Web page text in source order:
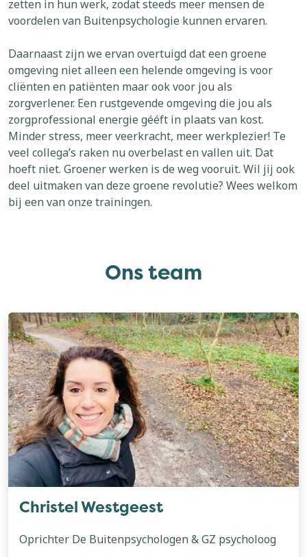
zetten in hun werk, zodat steeds meer mensen de
voordelen van Buitenpsychologie kunnen ervaren.
Daarnaast zijn we ervan overtuigd dat een groene
omgeving niet alleen een helende omgeving is voor
cliënten en patiënten maar ook voor jou als
zorgverlener. Een rustgevende omgeving die jou als
zorgprofessional energie gééft in plaats van kost.
Minder stress, meer veerkracht, meer werkplezier! Te
veel collega’s raken nu overbelast en vallen uit. Dat
hoeft niet. Groener werken is de weg vooruit. Wil jij ook
deel uitmaken van deze groene revolutie? Wees welkom
bij een van onze trainingen.
Ons team
Christel Westgeest
Oprichter De Buitenpsychologen & GZ psycholoog